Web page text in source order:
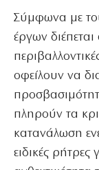
Σύμφωνα με
έργων
οφείλουν να
πληρούν τα
κατανάλωση
ειδικές